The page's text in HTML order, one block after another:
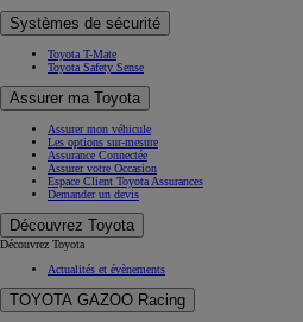
Systèmes de sécurité
Toyota T-Mate
Toyota Safety Sense
Assurer ma Toyota
Assurer mon véhicule
Les options sur-mesure
Assurance Connectée
Assurer votre Occasion
Espace Client Toyota Assurances
Demander un devis
Découvrez Toyota
Découvrez Toyota
Actualités et évènements
TOYOTA GAZOO Racing